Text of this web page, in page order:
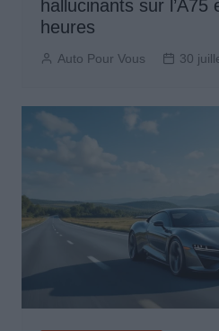
hallucinants sur l’A75
heures
Auto Pour Vous 30